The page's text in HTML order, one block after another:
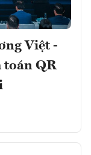
Việt -
toán QR